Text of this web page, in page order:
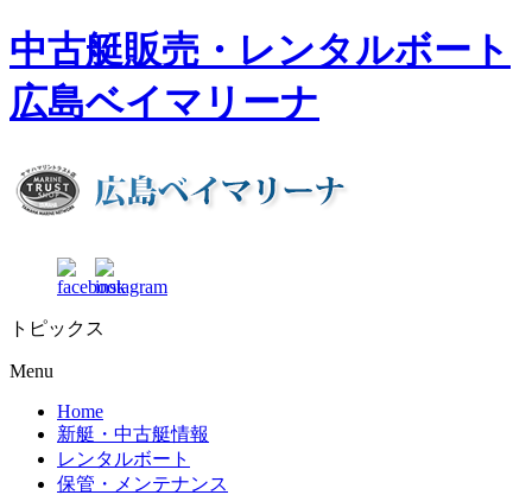
中古艇販売・レンタルボート
広島ベイマリーナ
トピックス
Menu
Home
新艇・中古艇情報
レンタルボート
保管・メンテナンス